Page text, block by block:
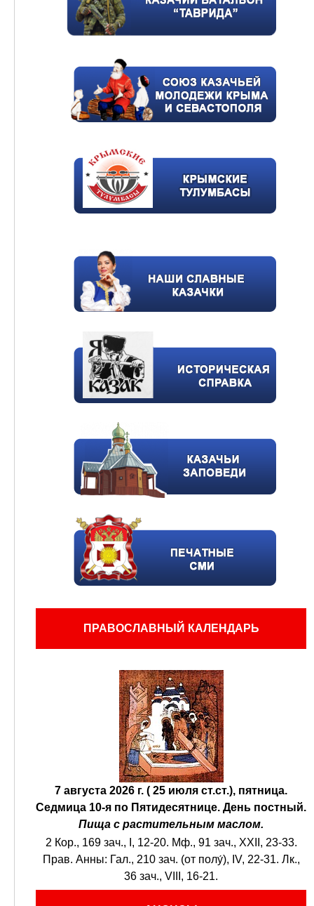
ПРАВОСЛАВНЫЙ КАЛЕНДАРЬ
7 августа 2026 г. ( 25 июля ст.ст.), пятница.
Седмица 10-я по Пятидесятнице. День постный.
Пища с растительным маслом.
2 Кор., 169 зач., I, 12-20. Мф., 91 зач., XXII, 23-33.
Прав. Анны: Гал., 210 зач. (от полу́), IV, 22-31. Лк.,
36 зач., VIII, 16-21.